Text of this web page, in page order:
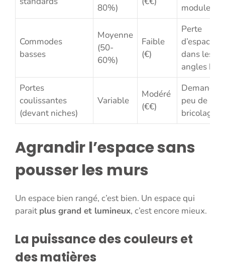
80%)
modules
Commodes
basses
Moyenne
(50-
60%)
Faible
(€)
Perte
d’espace
dans les
angles
Portes
coulissantes
(devant niches)
Variable
Modéré
(€€)
Demande
peu de
bricolage
Agrandir l’espace sans
pousser les murs
Un espace bien rangé, c’est bien. Un espace qui
parait plus grand et lumineux, c’est encore mieux.
La puissance des couleurs et
des matières